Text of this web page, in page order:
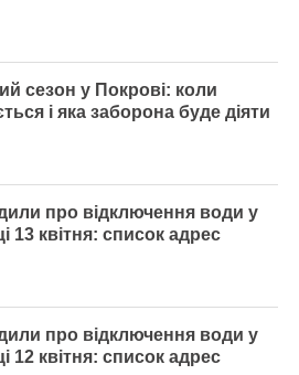
сезон у Покрові: коли
і яка заборона буде діяти
про відключення води у
13 квітня: список адрес
про відключення води у
12 квітня: список адрес